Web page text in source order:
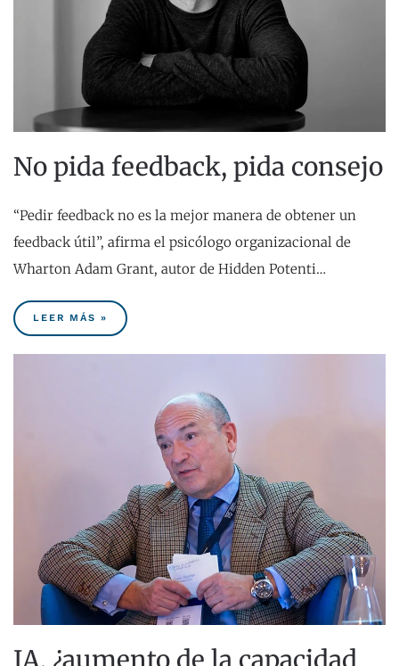
No pida feedback, pida consejo
“Pedir feedback no es la mejor manera de obtener un
feedback útil”, afirma el psicólogo organizacional de
Wharton Adam Grant, autor de Hidden Potenti…
LEER MÁS »